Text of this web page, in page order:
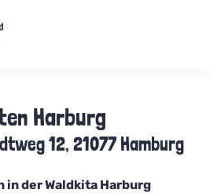
Harburg
12, 21077 Hamburg
in der Waldkita Harburg